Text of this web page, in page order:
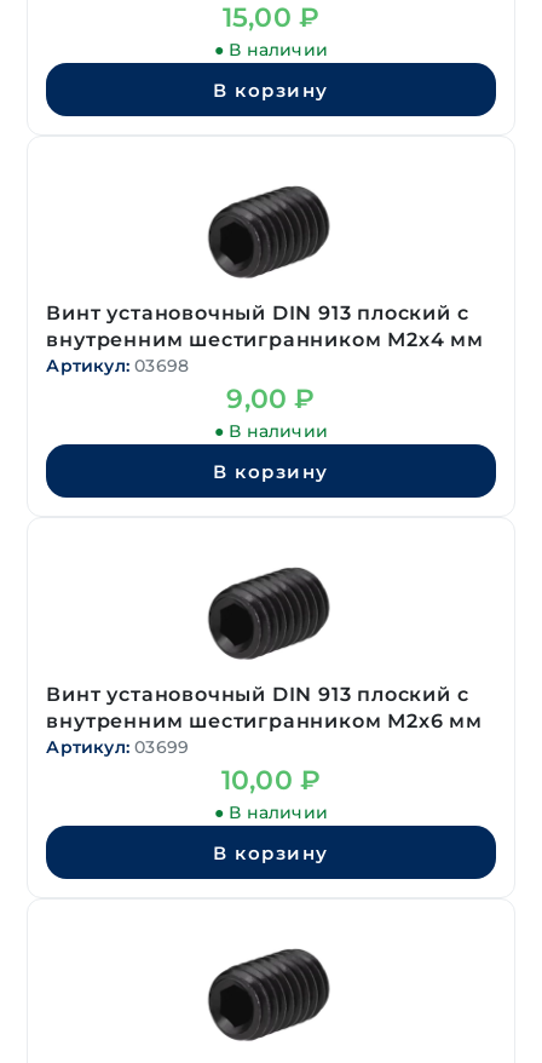
15,00 ₽
● В наличии
В корзину
Винт установочный DIN 913 плоский с
внутренним шестигранником М2х4 мм
Артикул: 03698
9,00₽
● В наличии
В корзину
Винт установочный DIN 913 плоский с
внутренним шестигранником М2х6 мм
Артикул: 03699
10,00 ₽
● В наличии
В корзину